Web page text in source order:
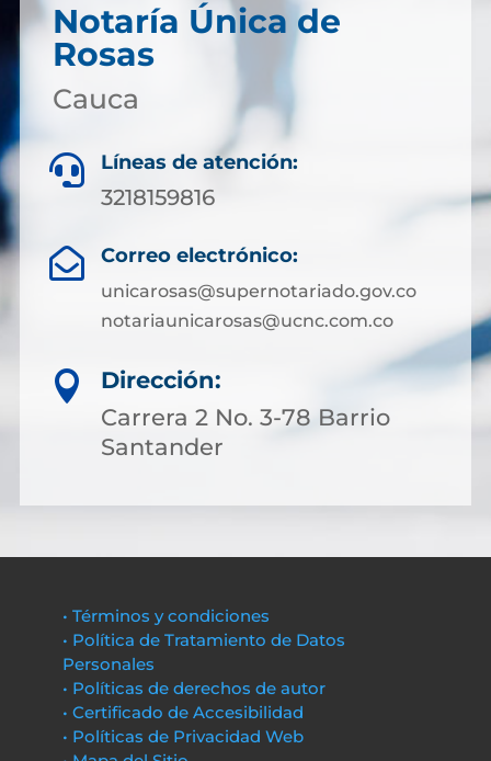
Notaría Única de
Rosas
Cauca
 Líneas de atención:
3218159816
 Correo electrónico:
unicarosas@supernotariado.gov.co
notariaunicarosas@ucnc.com.co

Dirección:
Carrera 2 No. 3-78 Barrio
Santander
• Términos y condiciones
• Política de Tratamiento de Datos
Personales
• Políticas de derechos de autor
• Certificado de Accesibilidad
• Políticas de Privacidad Web